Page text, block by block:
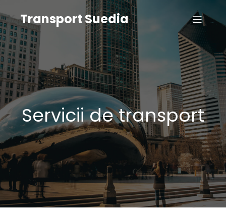
Transport Suedia
Servicii de transport